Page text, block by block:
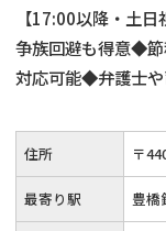
【17:00以降・土
争族回避も得意◆節
対応可能◆弁護士
生前対策から相続
についてわからな
ください。
住所 〒
最寄り駅 豊橋